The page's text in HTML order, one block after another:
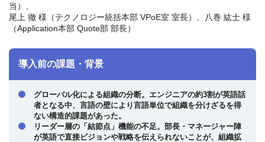
当）、
尾上 徹 様（テクノロジー統括本部 VPoE室 室長）、八巻 紘士 様
（Application本部 Quote部 部長）
導入前の課題・背景
グローバル化による組織の分断。エンジニアの約3割が英語話
者となる中、言語の壁により言語単位で組織を分けざるを得
ない構造的課題があった。
リーダー層の「結節点」機能の不足。部長・マネージャー陣
が英語で直接ビジョンや戦略を伝えられないことが、組織拡